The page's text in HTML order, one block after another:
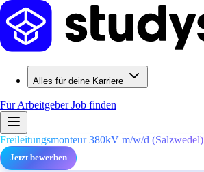
Alles für deine Karriere
Für ArbeitgeberJob finden
Freileitungsmonteur 380kV m/w/d (Salzwedel)
Jetzt bewerben